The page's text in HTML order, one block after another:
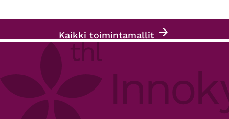
Kaikki toimintamallit